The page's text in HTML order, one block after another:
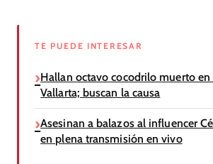
TE PUEDE INTERESAR
Hallan octavo cocodrilo muerto en
Vallarta; buscan la causa
Asesinan a balazos al influencer
en plena transmisión en vivo